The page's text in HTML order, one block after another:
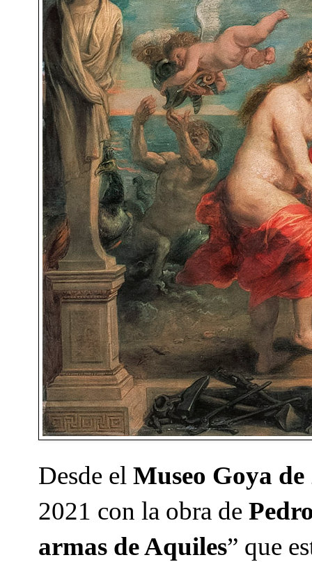
Desde el Museo Goya
2021 con la obra de
armas de Aquiles” que